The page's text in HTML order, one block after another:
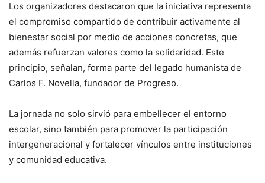
Los organizadores destacaron que la iniciativa representa
el compromiso compartido de contribuir activamente al
bienestar social por medio de acciones concretas, que
además refuerzan valores como la solidaridad. Este
principio, señalan, forma parte del legado humanista de
Carlos F. Novella, fundador de Progreso.
La jornada no solo sirvió para embellecer el entorno
escolar, sino también para promover la participación
intergeneracional y fortalecer vínculos entre instituciones
y comunidad educativa.